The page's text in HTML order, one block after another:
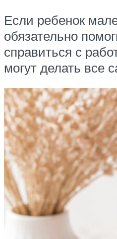
Если ребенок
обязательно
справиться с
могут делать все